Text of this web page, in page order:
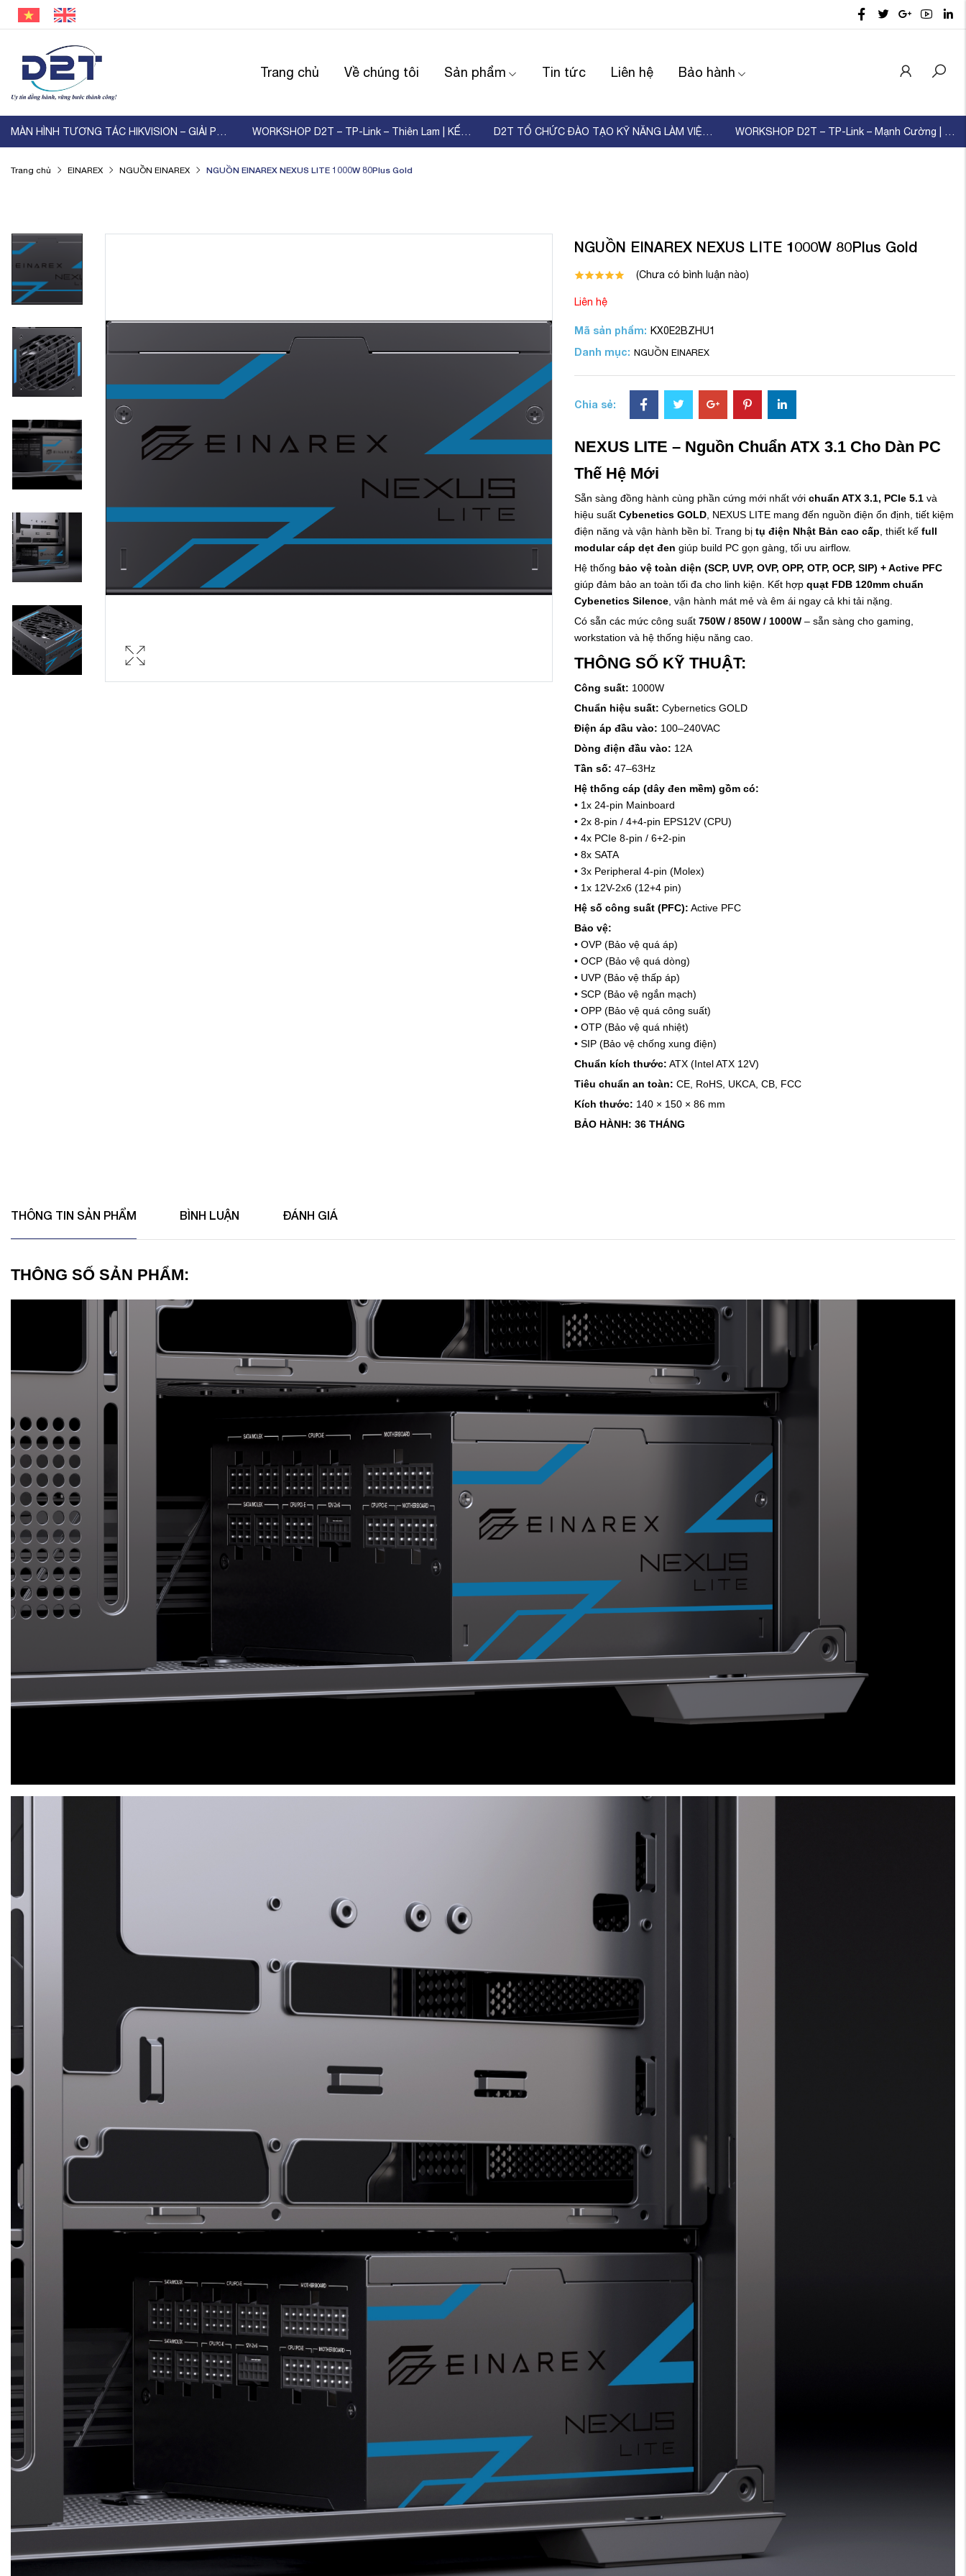
Trang chủ Về chúng tôi Sản phẩm Tin tức Liên hệ Bảo hành
MÀN HÌNH TƯƠNG TÁC HIKVISION – GIẢI PHÁP HIỂN ... WORKSHOP D2T – TP-Link – Thiên Lam | KẾT NỐI ... D2T TỔ CHỨC ĐÀO TẠO KỸ NĂNG LÀM VIỆC NHÓM – XÂ ... WORKSHOP D2T – TP-Link – Mạnh Cường | KẾT NỐI ...
Trang chủ EINAREX NGUỒN EINAREX NGUỒN EINAREX NEXUS LITE 1000W 80Plus Gold
NGUỒN EINAREX NEXUS LITE 1000W 80Plus Gold
(Chưa có bình luận nào)
Liên hệ
Mã sản phẩm: KX0E2BZHU1
Danh mục: NGUỒN EINAREX
Chia sẻ:
NEXUS LITE – Nguồn Chuẩn ATX 3.1 Cho Dàn PC
Thế Hệ Mới
Sẵn sàng đồng hành cùng phần cứng mới nhất với chuẩn ATX 3.1, PCIe 5.1và
hiệu suất Cybenetics GOLD, NEXUS LITE mang đến nguồn điện ổn định, tiết kiệm
điện năng và vận hành bền bỉ. Trang bị tụ điện Nhật Bản cao cấp , thiết kế full
modular cáp dẹt đen giúp build PC gọn gàng, tối ưu airflow.
Hệ thống bảo vệ toàn diện (SCP, UVP, OVP, OPP, OTP, OCP, SIP) + Active PFC
giúp đảm bảo an toàn tối đa cho linh kiện. Kết hợp quạt FDB 120mm chuẩn
Cybenetics Silence, vận hành mát mẻ và êm ái ngay cả khi tải nặng.
Có sẵn các mức công suất 750W / 850W / 1000W– sẵn sàng cho gaming,
workstation và hệ thống hiệu năng cao.
THÔNG SỐ KỸ THUẬT:
Công suất: 1000W
Chuẩn hiệu suất: Cybernetics GOLD
Điện áp đầu vào: 100–240VAC
Dòng điện đầu vào: 12A
Tần số: 47–63Hz
Hệ thống cáp (dây đen mềm) gồm có:
• 1x 24-pin Mainboard
• 2x 8-pin / 4+4-pin EPS12V (CPU)
• 4x PCIe 8-pin / 6+2-pin
• 8x SATA
• 3x Peripheral 4-pin (Molex)
• 1x 12V-2x6 (12+4 pin)
Hệ số công suất (PFC): Active PFC
Bảo vệ:
• OVP (Bảo vệ quá áp)
• OCP (Bảo vệ quá dòng)
• UVP (Bảo vệ thấp áp)
• SCP (Bảo vệ ngắn mạch)
• OPP (Bảo vệ quá công suất)
• OTP (Bảo vệ quá nhiệt)
• SIP (Bảo vệ chống xung điện)
Chuẩn kích thước: ATX (Intel ATX 12V)
Tiêu chuẩn an toàn: CE, RoHS, UKCA, CB, FCC
Kích thước: 140 × 150 × 86 mm
BẢO HÀNH: 36 THÁNG
THÔNG TIN SẢN PHẨM BÌNH LUẬN ĐÁNH GIÁ
THÔNG SỐ SẢN PHẨM: